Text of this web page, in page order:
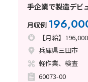
手企業で製造デ
ク製品検査など！
月収例
【月給】
兵庫県三田市
軽作業、検査
60073-00